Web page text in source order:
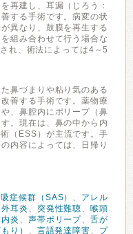
再建し、耳漏（じろう：
する手術です。病変の状
異なり、鼓膜を再生する
組み合わせて行う場合な
れ、術法によっては4～5
鼻づまりや粘り気のある
善する手術です。薬物療
、鼻腔内にポリープ（鼻
。現在は、鼻の中から内
（ESS）が主流です。手
内容によっては、日帰り
症候群（SAS） 、 アレル
外耳炎 、 突発性難聴、喉頭
炎 、 声帯ポリープ、舌が
り） 、 言語発達障害、 プ